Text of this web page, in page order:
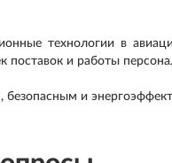
технологии в
поставок и работы
и